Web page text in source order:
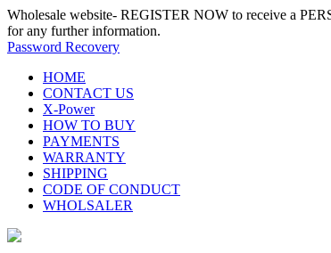
Wholesale website- REGISTER NOW to receive a
for any further information.
Password Recovery
HOME
CONTACT US
X-Power
HOW TO BUY
PAYMENTS
WARRANTY
SHIPPING
CODE OF CONDUCT
WHOLSALER